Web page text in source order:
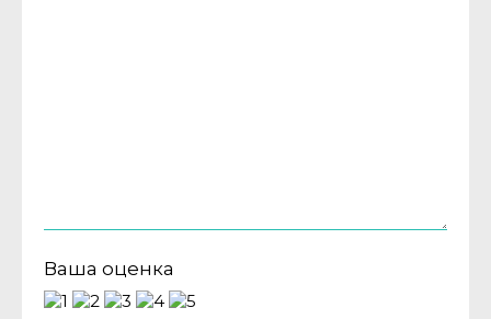
Ваша оценка